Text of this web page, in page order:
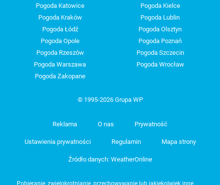
Pogoda Katowice
Pogoda Kielce
Pogoda Kraków
Pogoda Lublin
Pogoda Łódź
Pogoda Olsztyn
Pogoda Opole
Pogoda Poznań
Pogoda Rzeszów
Pogoda Szczecin
Pogoda Warszawa
Pogoda Wrocław
Pogoda Zakopane
© 1995-2026 Grupa WP
Reklama O nas Prywatność
Ustawienia prywatności Regulamin Mapa strony
Źródło danych: WeatherOnline
Pobieranie, zwielokrotnianie, przechowywanie lub jakiekolwiek inne